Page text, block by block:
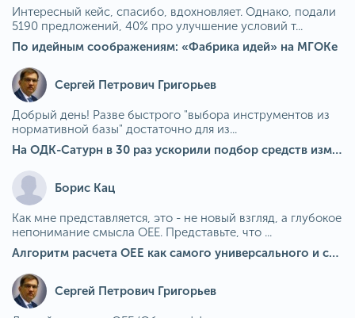
Интересный кейс, спасибо, вдохновляет. Однако, подали
5190 предложений, 40% про улучшение условий т...
По идейным соображениям: «Фабрика идей» на МГОКе
Сергей Петрович Григорьев
Добрый день! Разве быстрого "выбора инструментов из
нормативной базы" достаточно для из...
На ОДК-Сатурн в 30 раз ускорили подбор средств измерения для контроля качества продукции
Борис Кац
Как мне представляется, это - не новый взгляд, а глубокое
непонимание смысла OEE. Представьте, что ...
Алгоритм расчета ОЕЕ как самого универсального и современного показателя эффективности оборудования в мире
Сергей Петрович Григорьев